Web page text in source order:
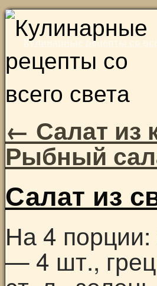
Кулинарные рецепты со
Skip
content
← Салат из
Рыбный
Салат из
На 4
— 4 шт.,